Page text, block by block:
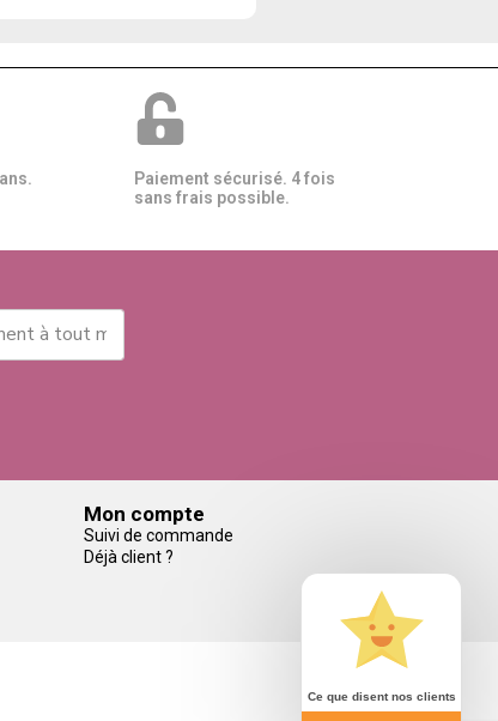
Paiement sécurisé. 4 fois
sans frais possible.
Mon compte
Suivi de commande
Déjà client ?
Ce que disent nos clients